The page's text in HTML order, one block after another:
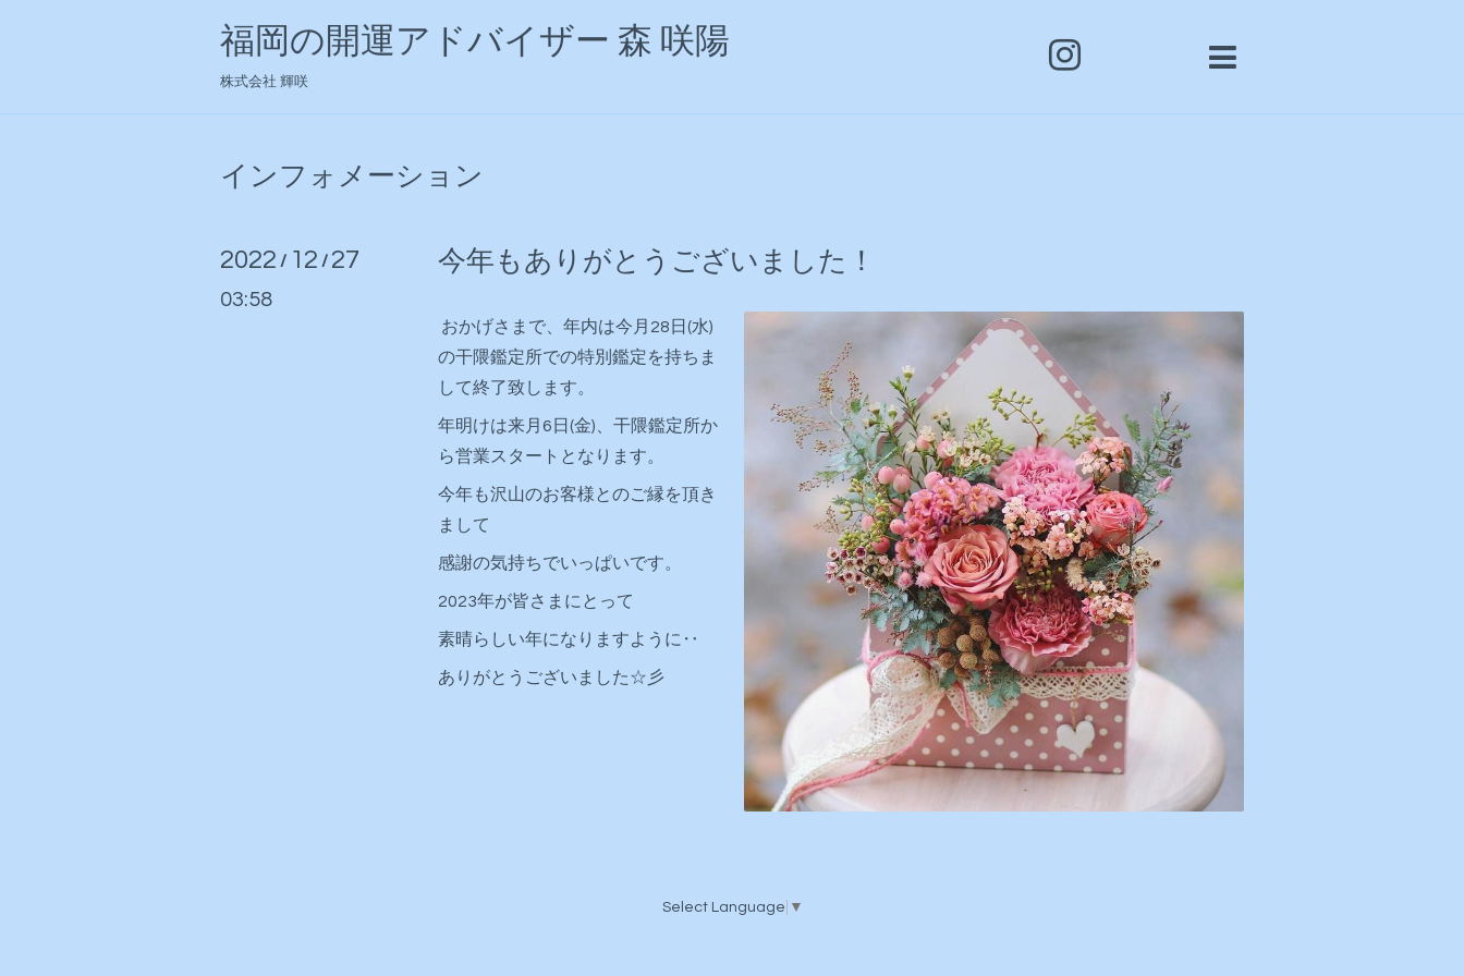
福岡の開運アドバイザー 森 咲陽
株式会社 輝咲
インフォメーション
2022 / 12 / 27
03:58
今年もありがとうございました！
おかげさまで、年内は今月28日(水)
の干隈鑑定所での特別鑑定を持ちま
して終了致します。
年明けは来月6日(金)、干隈鑑定所か
ら営業スタートとなります。
今年も沢山のお客様とのご縁を頂き
まして
感謝の気持ちでいっぱいです。
2023年が皆さまにとって
素晴らしい年になりますように‥
ありがとうございました☆彡
Select Language ▼